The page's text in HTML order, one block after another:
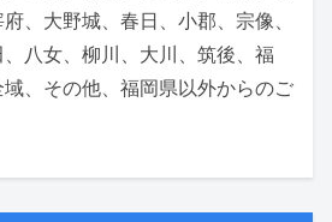
、大野城、春日、小郡、宗像、
八女、柳川、大川、筑後、福
、その他、福岡県以外からのご